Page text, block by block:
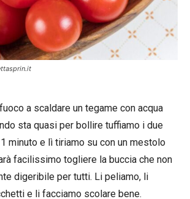
a scaldare un tegame con acqua
sta quasi per bollire tuffiamo i due
minuto e lì tiriamo su con un mestolo
facilissimo togliere la buccia che non
digeribile per tutti. Li peliamo, li
e li facciamo scolare bene.